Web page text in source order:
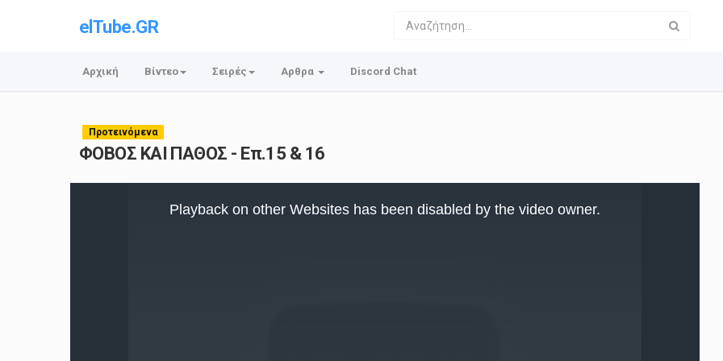
elTube.GR
Αρχική Βίντεο Σειρές Αρθρα Discord Chat
Προτεινόμενα
ΦΟΒΟΣ ΚΑΙ ΠΑΘΟΣ - Επ.15 & 16
Playback on other Websites has been disabled by the video owner.